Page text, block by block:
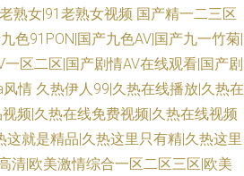
熟女|91老熟女视频 国产精一二三区
色91PON|国产九色AV|国产九一竹菊|
区二区|国产剧情AV在线观看|国产剧
风情 久热伊人99|久热在线播放|久热在
频|久热在线免费视频|久热在线视频
这就是精品|久热这里只有精|久热这里
清|欧美激情综合一区二区三区|欧美